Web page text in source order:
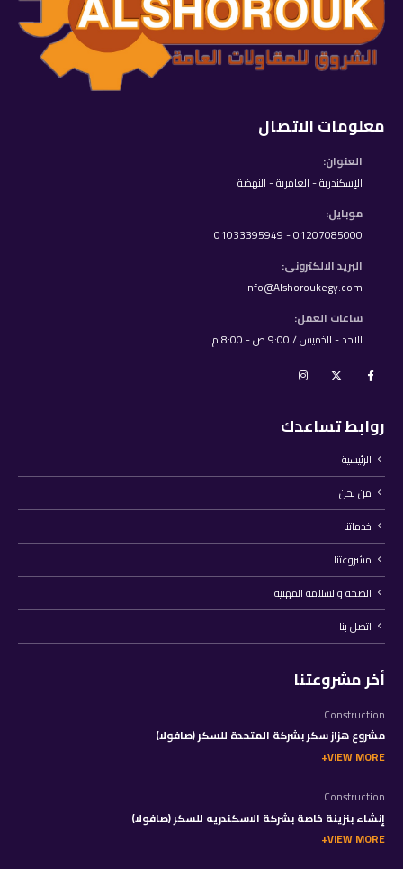
معلومات الاتصال
العنوان:
الإسكندرية - العامرية - النهضة
موبايل:
01207085000 - 01033395949
البريد الالكترونى:
info@Alshoroukegy.com
ساعات العمل:
الاحد - الخميس / 9:00 ص - 8:00 م
روابط تساعدك
الرئيسية
من نحن
خدماتنا
مشروعتنا
الصحة والسلامة المهنية
اتصل بنا
أخر مشروعتنا
Construction
مشروع هزاز سكر بشركة المتحدة للسكر (صافولا)
VIEW MORE
Construction
إنشاء بنزينة خاصة بشركة الاسكندريه للسكر (صافولا)
VIEW MORE